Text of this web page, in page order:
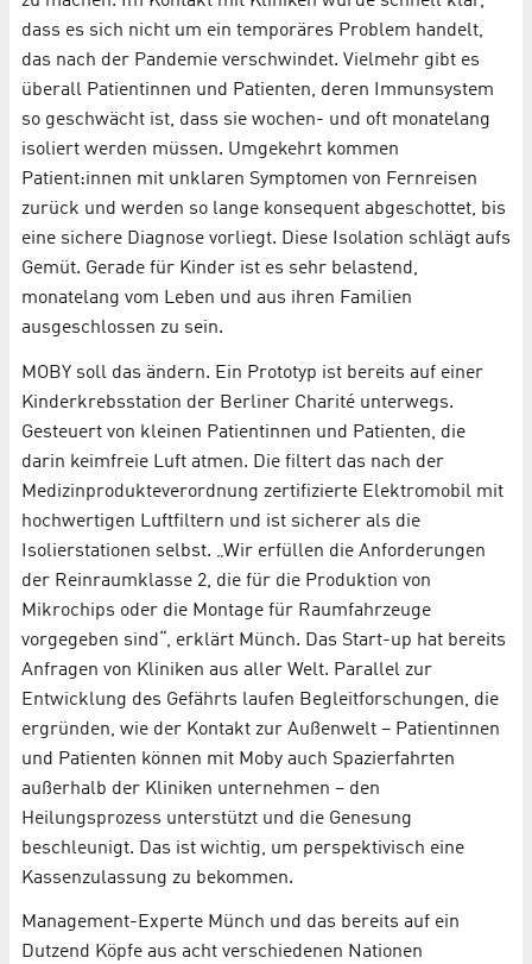
dass es sich nicht um ein temporäres Problem handelt,
das nach der Pandemie verschwindet. Vielmehr gibt es
überall Patientinnen und Patienten, deren Immunsystem
so geschwächt ist, dass sie wochen- und oft monatelang
isoliert werden müssen. Umgekehrt kommen
Patient:innen mit unklaren Symptomen von Fernreisen
zurück und werden so lange konsequent abgeschottet, bis
eine sichere Diagnose vorliegt. Diese Isolation schlägt aufs
Gemüt. Gerade für Kinder ist es sehr belastend,
monatelang vom Leben und aus ihren Familien
ausgeschlossen zu sein.
MOBY soll das ändern. Ein Prototyp ist bereits auf einer
Kinderkrebsstation der Berliner Charité unterwegs.
Gesteuert von kleinen Patientinnen und Patienten, die
darin keimfreie Luft atmen. Die filtert das nach der
Medizinprodukte­verordnung zertifizierte Elektromobil mit
hochwertigen Luftfiltern und ist sicherer als die
Isolierstationen selbst. „Wir erfüllen die Anforderungen
der Reinraumklasse 2, die für die Produktion von
Mikrochips oder die Montage für Raumfahrzeuge
vorgegeben sind“, erklärt Münch. Das Start-up hat bereits
Anfragen von Kliniken aus aller Welt. Parallel zur
Entwicklung des Gefährts laufen Begleitforschungen, die
ergründen, wie der Kontakt zur Außenwelt – Patientinnen
und Patienten können mit Moby auch Spazierfahrten
außerhalb der Kliniken unternehmen – den
Heilungsprozess unterstützt und die Genesung
beschleunigt. Das ist wichtig, um perspektivisch eine
Kassenzulassung zu bekommen.
Management-Experte Münch und das bereits auf ein
Dutzend Köpfe aus acht verschiedenen Nationen